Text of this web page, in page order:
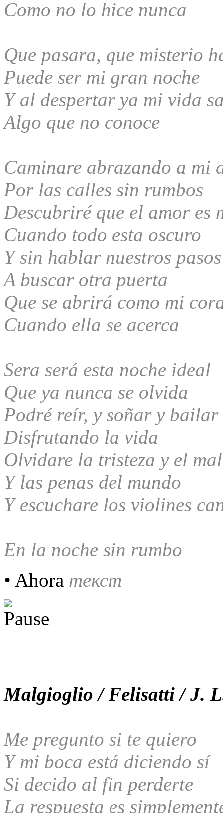
Como no lo hice nunca
Que pasara, que misterio
Puede ser mi gran noche
Y al despertar ya mi vida
Algo que no conoce
Caminare abrazando a mi
Por las calles sin rumbos
Descubriré que el amor es
Cuando todo esta oscuro
Y sin hablar nuestros
A buscar otra puerta
Que se abrirá como mi
Cuando ella se acerca
Sera será esta noche ideal
Que ya nunca se olvida
Podré reír, y soñar y bailar
Disfrutando la vida
Olvidare la tristeza y el mal
Y las penas del mundo
Y escuchare los violines
En la noche sin rumbo
• Ahora текст
Malgioglio / Felisatti / J.
Me pregunto si te quiero
Y mi boca está diciendo sí
Si decido al fin perderte
La respuesta es